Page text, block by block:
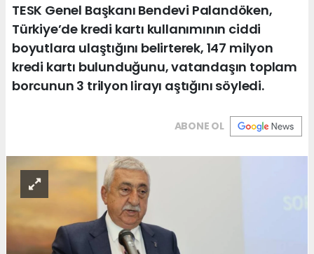
TESK Genel Başkanı Bendevi Palandöken,
Türkiye’de kredi kartı kullanımının ciddi
boyutlara ulaştığını belirterek, 147 milyon
kredi kartı bulunduğunu, vatandaşın toplam
borcunun 3 trilyon lirayı aştığını söyledi.
ABONE OL